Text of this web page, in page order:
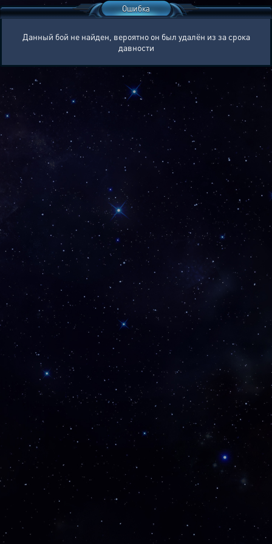
Ошибка
Данный бой не найден, вероятно он был удалён из за срока
давности